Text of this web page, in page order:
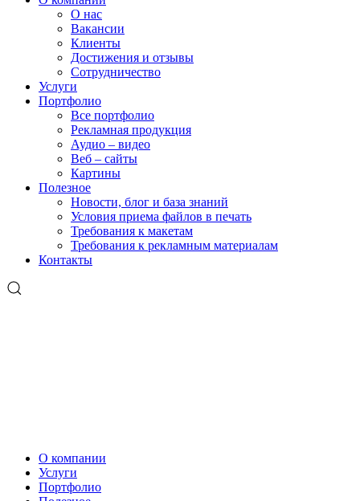
О нас
Вакансии
Клиенты
Достижения и отзывы
Сотрудничество
Услуги
Портфолио
Все портфолио
Рекламная продукция
Аудио – видео
Веб – сайты
Картины
Полезное
Новости, блог и база знаний
Условия приема файлов в печать
Требования к макетам
Требования к рекламным материалам
Контакты
О компании
Услуги
Портфолио